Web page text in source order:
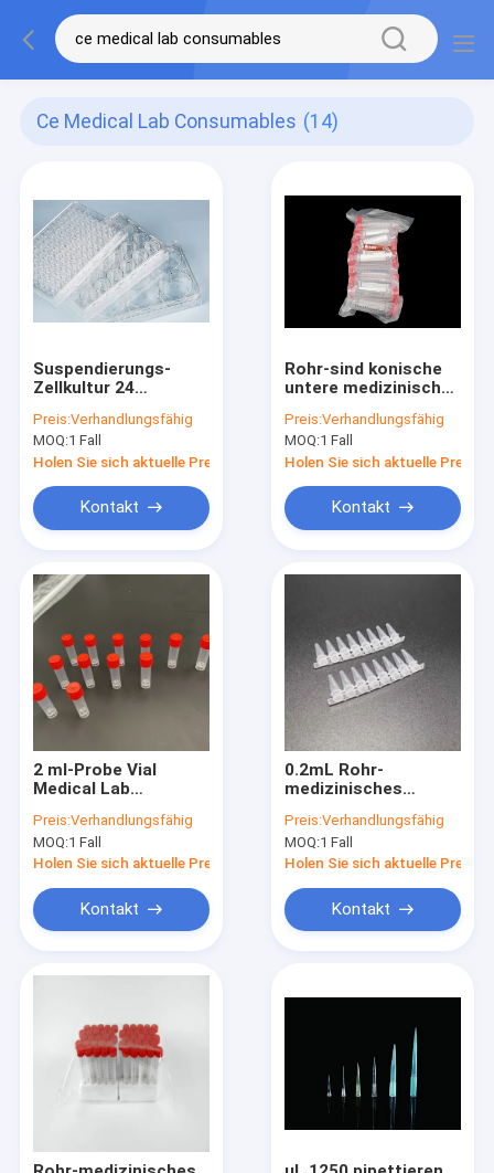
Ce Medical Lab Consumables (14)
Suspendierungs-
Zellkultur 24
medizinisches die
sterilen
Laborverbrauchsmaterialien
Preis:Verhandlungsfähig
MOQ:1 Fall
Holen Sie sich aktuelle Preis
Kontakt
Rohr-sind konische
untere medizinisches
der Zentrifugen-
15mL steril sperrig
Preis:Verhandlungsfähig
MOQ:1 Fall
Holen Sie sich aktuelle Preis
Kontakt
2 ml-Probe Vial
Medical Lab
Preis:Verhandlungsfähig
MOQ:1 Fall
Holen Sie sich aktuelle Preis
Kontakt
0.2mL Rohr-
medizinisches
klares hohes Rohr
PCR 8-Strip keine
Abdeckung
Preis:Verhandlungsfähig
MOQ:1 Fall
Holen Sie sich aktuelle Preis
Kontakt